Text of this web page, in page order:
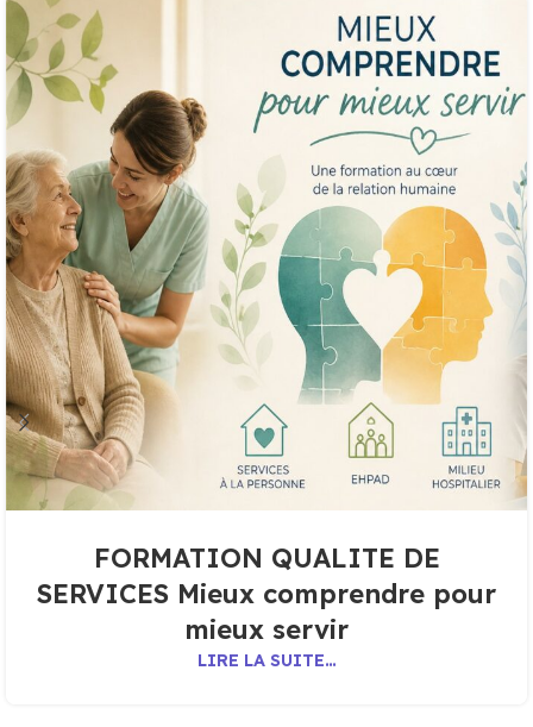
FORMATION QUALITE DE
SERVICES Mieux comprendre pour
mieux servir
LIRE LA SUITE…